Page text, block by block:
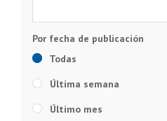
Todas
Última semana
Último mes